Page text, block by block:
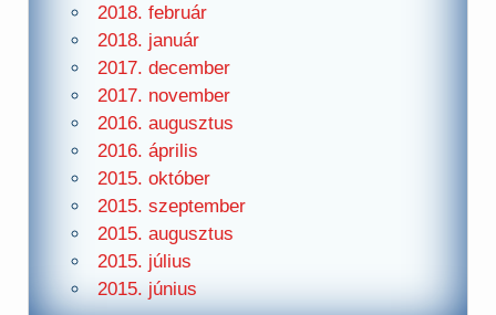
2018. február
2018. január
2017. december
2017. november
2016. augusztus
2016. április
2015. október
2015. szeptember
2015. augusztus
2015. július
2015. június